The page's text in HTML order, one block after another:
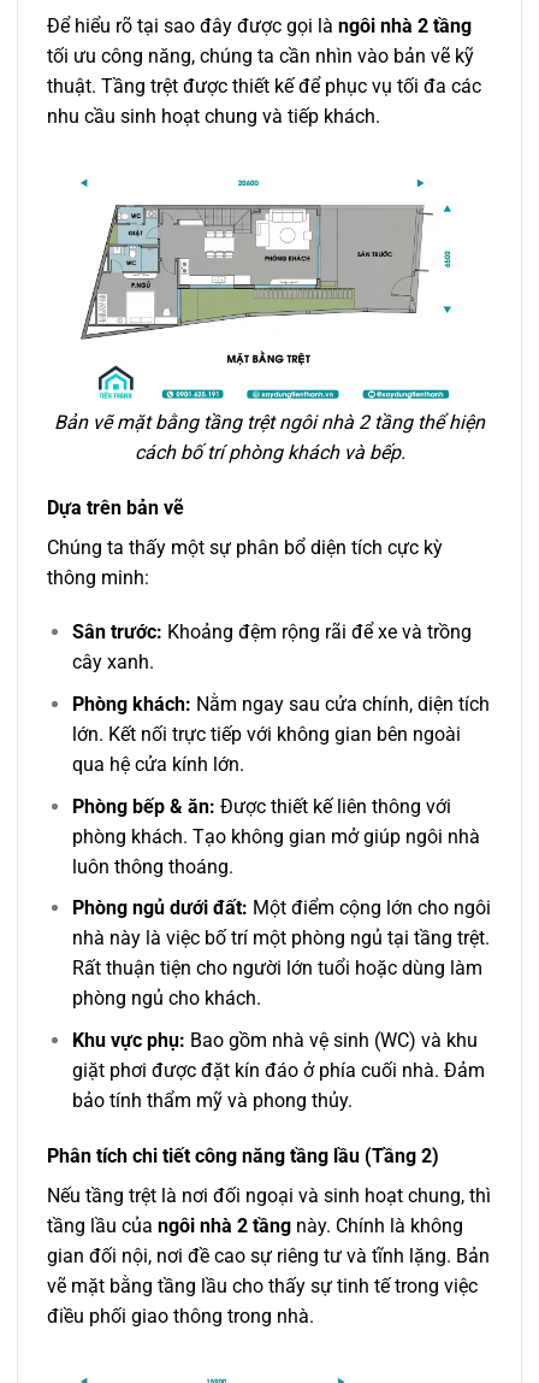
Để hiểu rõ tại sao đây được gọi là ngôi nhà 2 tầng
tối ưu công năng, chúng ta cần nhìn vào bản vẽ kỹ
thuật. Tầng trệt được thiết kế để phục vụ tối đa các
nhu cầu sinh hoạt chung và tiếp khách.
Bản vẽ mặt bằng tầng trệt ngôi nhà 2 tầng thể hiện
cách bố trí phòng khách và bếp.
Dựa trên bản vẽ
Chúng ta thấy một sự phân bổ diện tích cực kỳ
thông minh:
Sân trước: Khoảng đệm rộng rãi để xe và trồng
cây xanh.
Phòng khách: Nằm ngay sau cửa chính, diện tích
lớn. Kết nối trực tiếp với không gian bên ngoài
qua hệ cửa kính lớn.
Phòng bếp & ăn: Được thiết kế liên thông với
phòng khách. Tạo không gian mở giúp ngôi nhà
luôn thông thoáng.
Phòng ngủ dưới đất: Một điểm cộng lớn cho ngôi
nhà này là việc bố trí một phòng ngủ tại tầng trệt.
Rất thuận tiện cho người lớn tuổi hoặc dùng làm
phòng ngủ cho khách.
Khu vực phụ: Bao gồm nhà vệ sinh (WC) và khu
giặt phơi được đặt kín đáo ở phía cuối nhà. Đảm
bảo tính thẩm mỹ và phong thủy.
Phân tích chi tiết công năng tầng lầu (Tầng 2)
Nếu tầng trệt là nơi đối ngoại và sinh hoạt chung, thì
tầng lầu của ngôi nhà 2 tầng này. Chính là không
gian đối nội, nơi đề cao sự riêng tư và tĩnh lặng. Bản
vẽ mặt bằng tầng lầu cho thấy sự tinh tế trong việc
điều phối giao thông trong nhà.